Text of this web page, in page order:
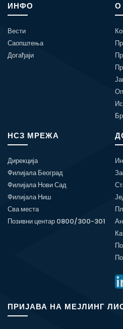
ИНФО
Вести
Саопштења
Догађаји
О
НСЗ МРЕЖА
Дирекција
Филијала Београд
Филијала Нови Сад
Филијала Ниш
Сва места
Позивни центар 0800/300-301
ПРИЈАВА НА МЕЈЛИНГ